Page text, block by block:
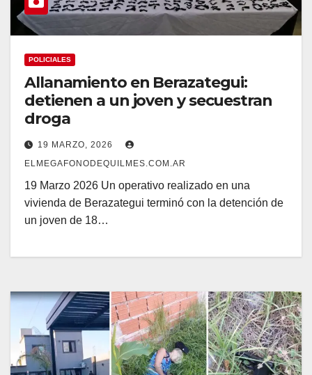
POLICIALES
Allanamiento en Berazategui:
detienen a un joven y secuestran
droga
19 MARZO, 2026
ELMEGAFONODEQUILMES.COM.AR
19 Marzo 2026 Un operativo realizado en una
vivienda de Berazategui terminó con la detención de
un joven de 18…